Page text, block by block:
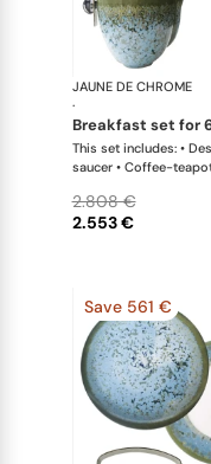
JAUNE DE CHROME
·
breakfast set for
This set includes: •
saucer • Coffee-
2.553 €
2.808 €
Save 561 €